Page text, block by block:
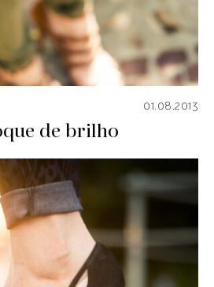
01.08.2013
de brilho